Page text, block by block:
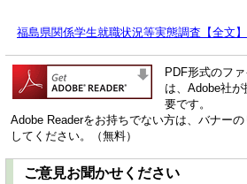
福島県関係学生就職状況等実態調査【全文
PDF形式のフ
は、Adobe社
要です。
Adobe Readerをお持ちでない方は、バナー
してください。（無料）
ご意見お聞かせください